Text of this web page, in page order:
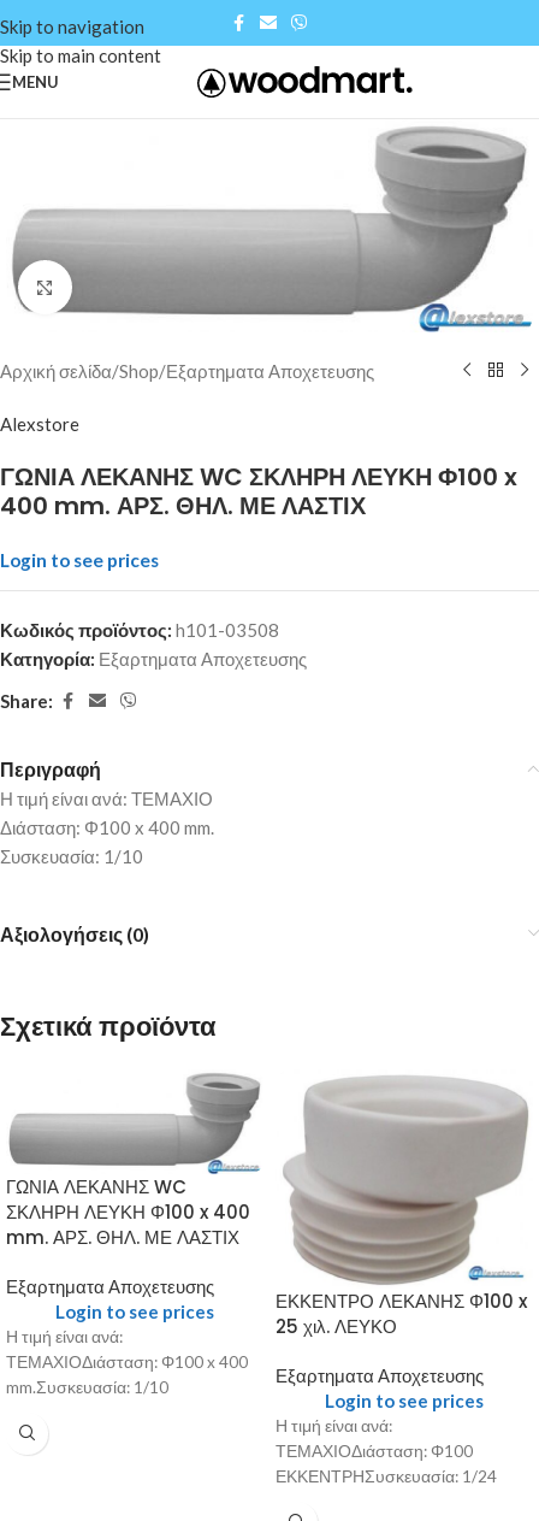
Skip to navigation
Skip to main content
MENU
Click to enlarge
Αρχική σελίδα/Shop/Εξαρτηματα Αποχετευσης
Alexstore
ΓΩΝΙΑ ΛΕΚΑΝΗΣ WC ΣΚΛΗΡΗ ΛΕΥΚΗ Φ100 x
400 mm. ΑΡΣ. ΘΗΛ. ΜΕ ΛΑΣΤΙΧ
Login to see prices
Κωδικός προϊόντος: h101-03508
Κατηγορία: Εξαρτηματα Αποχετευσης
Share:
Περιγραφή
Η τιμή είναι ανά: ΤΕΜΑΧΙΟ
Διάσταση: Φ100 x 400 mm.
Συσκευασία: 1/10
Αξιολογήσεις (0)
Σχετικά προϊόντα
ΓΩΝΙΑ ΛΕΚΑΝΗΣ WC
ΣΚΛΗΡΗ ΛΕΥΚΗ Φ100 x 400
mm. ΑΡΣ. ΘΗΛ. ΜΕ ΛΑΣΤΙΧ
Εξαρτηματα Αποχετευσης
Login to see prices
Η τιμή είναι ανά:
ΤΕΜΑΧΙΟΔιάσταση: Φ100 x 400
mm.Συσκευασία: 1/10
ΕΚΚΕΝΤΡΟ ΛΕΚΑΝΗΣ Φ100 x
25 χιλ. ΛΕΥΚΟ
Εξαρτηματα Αποχετευσης
Login to see prices
Η τιμή είναι ανά:
ΤΕΜΑΧΙΟΔιάσταση: Φ100
ΕΚΚΕΝΤΡΗΣυσκευασία: 1/24